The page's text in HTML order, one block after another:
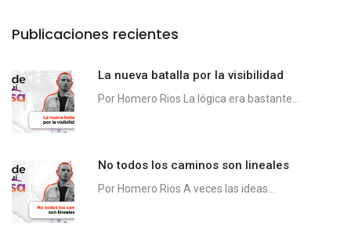
Publicaciones recientes
La nueva batalla por la visibilidad
Por Homero Rios La lógica era bastante...
No todos los caminos son lineales
Por Homero Rios A veces las ideas...